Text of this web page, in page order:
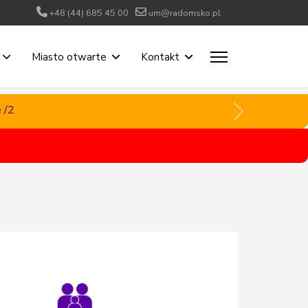
+48 (44) 685 45 00 um@radomsko.pl
Miasto otwarte Kontakt
/2
/2